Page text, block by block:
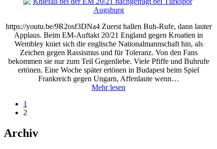
https://youtu.be/9R2osf3DNa4 Zuerst hallen Buh-Rufe, dann lauter
Applaus. Beim EM-Auftakt 20/21 England gegen Kroatien in
Wembley kniet sich die englische Nationalmannschaft hin, als
Zeichen gegen Rassismus und für Toleranz. Von den Fans
bekommen sie nur zum Teil Gegenliebe. Viele Pfiffe und Buhrufe
ertönen. Eine Woche später ertönen in Budapest beim Spiel
Frankreich gegen Ungarn, Affenlaute wenn…
Mehr lesen
1
2
Archiv